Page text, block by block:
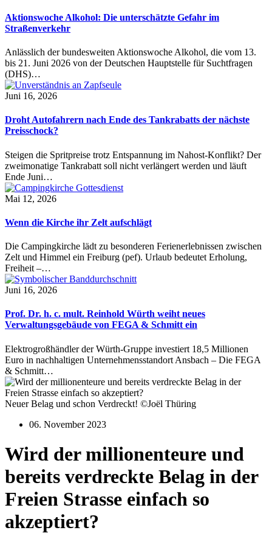
Aktionswoche Alkohol: Die unterschätzte Gefahr im
Straßenverkehr
Anlässlich der bundesweiten Aktionswoche Alkohol, die vom 13.
bis 21. Juni 2026 von der Deutschen Hauptstelle für Suchtfragen
(DHS)…
Juni 16, 2026
Droht Autofahrern nach Ende des Tankrabatts der nächste
Preisschock?
Steigen die Spritpreise trotz Entspannung im Nahost-Konflikt? Der
zweimonatige Tankrabatt soll nicht verlängert werden und läuft
Ende Juni…
Mai 12, 2026
Wenn die Kirche ihr Zelt aufschlägt
Die Campingkirche lädt zu besonderen Ferienerlebnissen zwischen
Zelt und Himmel ein Freiburg (pef). Urlaub bedeutet Erholung,
Freiheit –…
Juni 16, 2026
Prof. Dr. h. c. mult. Reinhold Würth weiht neues
Verwaltungsgebäude von FEGA & Schmitt ein
Elektrogroßhändler der Würth-Gruppe investiert 18,5 Millionen
Euro in nachhaltigen Unternehmensstandort Ansbach – Die FEGA
& Schmitt…
Neuer Belag und schon Verdreckt! ©Joël Thüring
06. November 2023
Wird der millionenteure und
bereits verdreckte Belag in der
Freien Strasse einfach so
akzeptiert?